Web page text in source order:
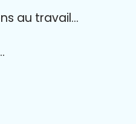
au travail…